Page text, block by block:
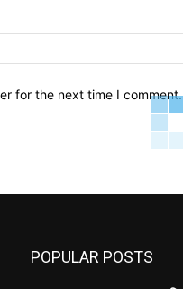
for the next time I comment.
POPULAR POSTS